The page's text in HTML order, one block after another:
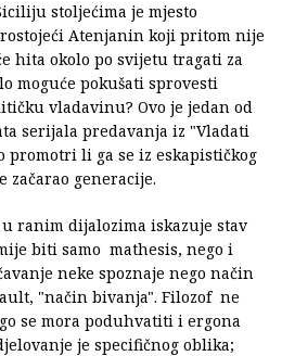
stoljećima je mjesto
Atenjanin koji pritom nije
hita okolo po svijetu tragati za
moguće pokušati sprovesti
vladavinu? Ovo je jedan od
serijala predavanja iz "Vladati
promotri li ga se iz eskapističkog
začarao generacije.
ranim dijalozima iskazuje stav
biti samo mathesis, nego i
neke spoznaje nego način
"način bivanja". Filozof ne
se mora poduhvatiti i ergona
je specifičnog oblika;